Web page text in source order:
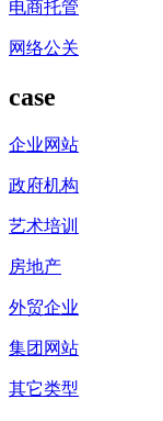
电商托管
网络公关
case
企业网站
政府机构
艺术培训
房地产
外贸企业
集团网站
其它类型